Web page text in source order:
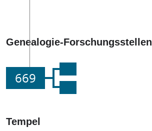
Genealogie-Forschungsstellen
669
Tempel